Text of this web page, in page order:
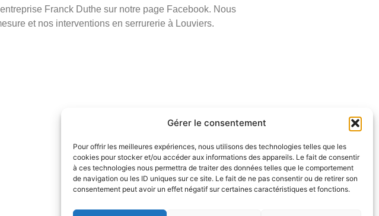
Gérer le consentement
Pour offrir les meilleures expériences, nous utilisons des technologies telles que les
cookies pour stocker et/ou accéder aux informations des appareils. Le fait de consentir
à ces technologies nous permettra de traiter des données telles que le comportement
de navigation ou les ID uniques sur ce site. Le fait de ne pas consentir ou de retirer son
consentement peut avoir un effet négatif sur certaines caractéristiques et fonctions.
Franck Duthe sur notre page Facebook. Nous
et nos interventions en serrurerie à Louviers.